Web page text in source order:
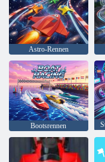
Astro-Rennen
Bootsrennen